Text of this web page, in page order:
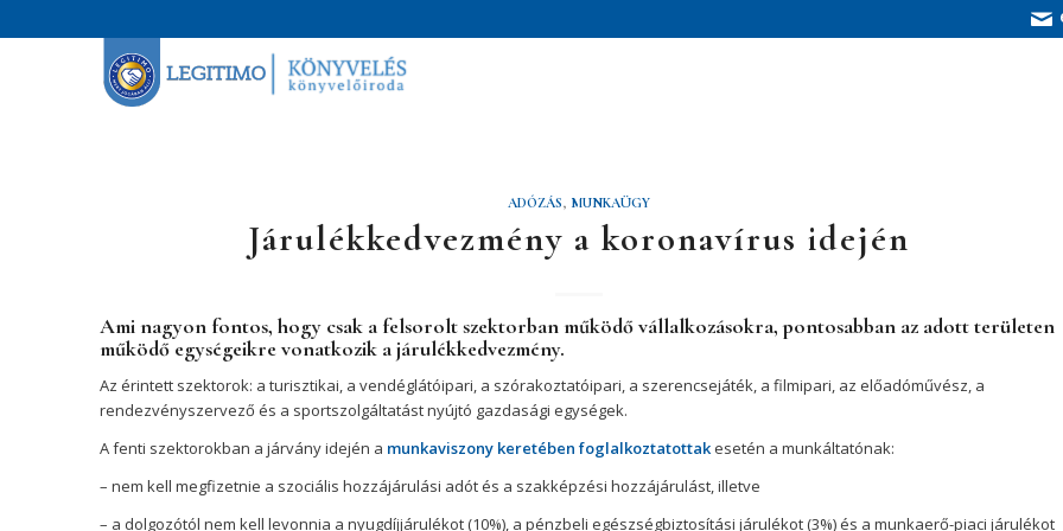
ADÓZÁS, MUNKAÜGY
Járulékkedvezmény a koronavírus idején
Ami nagyon fontos, hogy csak a felsorolt szektorbanműködő vállalkozásokra, pontosabban az adott területen
működő egységeikre vonatkozik a járulékkedvezmény.
Az érintett szektorok: a turisztikai, a vendéglátóipari, a szórakoztatóipari, a szerencsejáték, a filmipari, az előadóművész, a
rendezvényszervező és a sportszolgáltatást nyújtó gazdasági egységek.
A fenti szektorokban a járvány idején a munkaviszony keretében foglalkoztatottakesetén a munkáltatónak:
– nem kell megfizetnie a szociális hozzájárulási adót és a szakképzési hozzájárulást, illetve
– a dolgozótól nem kell levonnia a nyugdíjjárulékot (10%), a pénzbeli egészségbiztosítási járulékot (3%) és a munkaerő-piaci járulékot